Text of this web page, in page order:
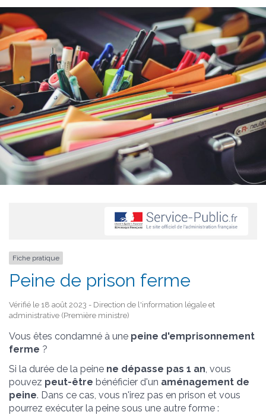
Fiche pratique
Peine de prison ferme
Vérifié le 18 août 2023 - Direction de l'information légale et
administrative (Première ministre)
Vous êtes condamné à une peine d'emprisonnement
ferme ?
Si la durée de la peine ne dépasse pas 1 an, vous
pouvez peut-être bénéficier d'un aménagement de
peine. Dans ce cas, vous n'irez pas en prison et vous
pourrez exécuter la peine sous une autre forme :